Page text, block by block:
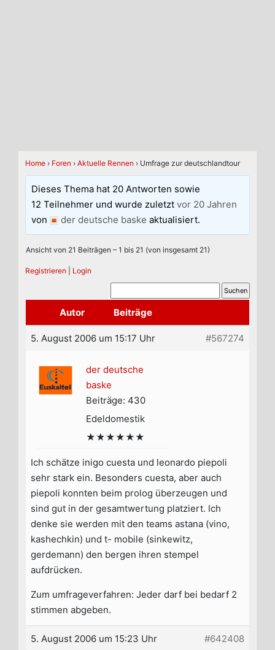
Home › Foren › Aktuelle Rennen › Umfrage zur deutschlandtour
Dieses Thema hat 20 Antworten sowie
12 Teilnehmer und wurde zuletztvor 20 Jahren
von
der deutsche baske aktualisiert.
Ansicht von 21 Beiträgen – 1 bis 21 (von insgesamt 21)
Registrieren Login
Autor Beiträge
5. August 2006 um 15:17 Uhr #567274
der deutsche
baske
Beiträge: 430
Edeldomestik
★★★★★★
Ich schätze inigo cuesta und leonardo piepoli
sehr stark ein. Besonders cuesta, aber auch
piepoli konnten beim prolog überzeugen und
sind gut in der gesamtwertung platziert. Ich
denke sie werden mit den teams astana (vino,
kashechkin) und t- mobile (sinkewitz,
gerdemann) den bergen ihren stempel
aufdrücken.
Zum umfrageverfahren: Jeder darf bei bedarf 2
stimmen abgeben.
5. August 2006 um 15:23 Uhr #642408